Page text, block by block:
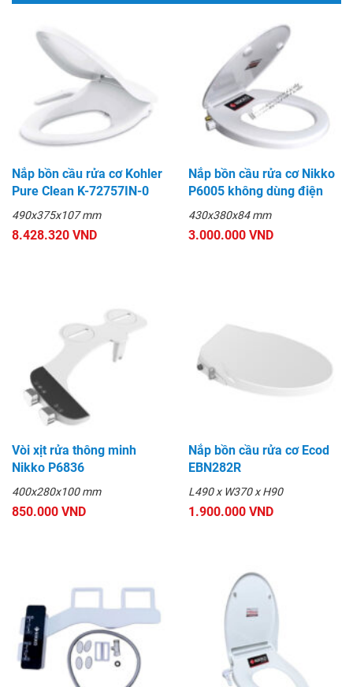
Nắp bồn cầu rửa cơ Kohler
Pure Clean K-72757IN-0
490x375x107 mm
8.428.320 VND
Nắp bồn cầu rửa cơ Nikko
P6005 không dùng điện
430x380x84 mm
3.000.000 VND
Vòi xịt rửa thông minh
Nikko P6836
400x280x100 mm
850.000 VND
Nắp bồn cầu rửa cơ Ecod
EBN282R
L490 x W370 x H90
1.900.000 VND